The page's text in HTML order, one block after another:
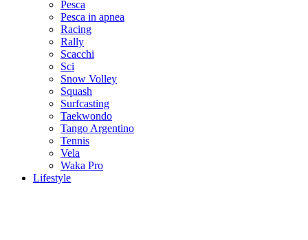
Pesca
Pesca in apnea
Racing
Rally
Scacchi
Sci
Snow Volley
Squash
Surfcasting
Taekwondo
Tango Argentino
Tennis
Vela
Waka Pro
Lifestyle